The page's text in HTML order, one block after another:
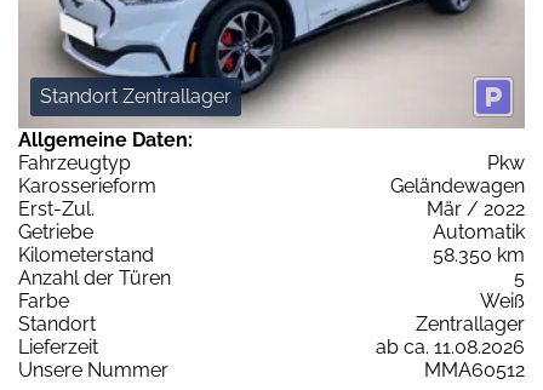
Standort Zentrallager
Allgemeine Daten:
Fahrzeugtyp
Pkw
Karosserieform
Geländewagen
Erst-Zul.
Mär / 2022
Getriebe
Automatik
Kilometerstand
58.350 km
Anzahl der Türen
5
Farbe
Weiß
Standort
Zentrallager
Lieferzeit
ab ca. 11.08.2026
Unsere Nummer
MMA60512